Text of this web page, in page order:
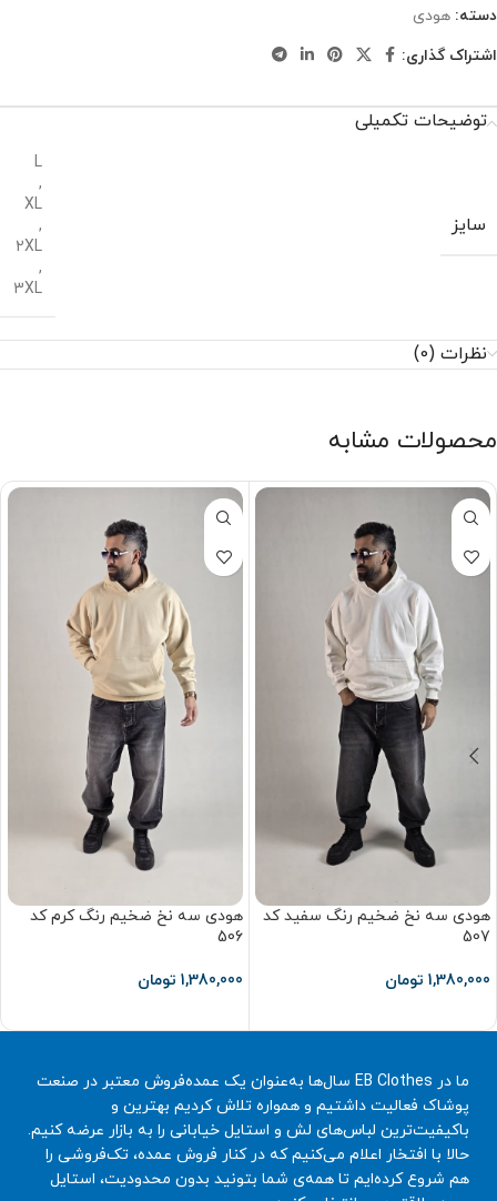
دسته: هودی
اشتراک گذاری:
توضیحات تکمیلی
سایز
L
,
XL
,
2XL
,
3XL
نظرات (0)
محصولات مشابه
هودی سه نخ ضخیم رنگ سفید کد
507
1,380,000 تومان
هودی سه نخ ضخیم رنگ کرم کد
506
1,380,000 تومان
ما در EB Clothes سال‌ها به‌عنوان یک عمده‌فروش معتبر در صنعت
پوشاک فعالیت داشتیم و همواره تلاش کردیم بهترین و
باکیفیت‌ترین لباس‌های لش و استایل خیابانی را به بازار عرضه کنیم.
حالا با افتخار اعلام می‌کنیم که در کنار فروش عمده، تک‌فروشی را
هم شروع کرده‌ایم تا همه‌ی شما بتونید بدون محدودیت، استایل